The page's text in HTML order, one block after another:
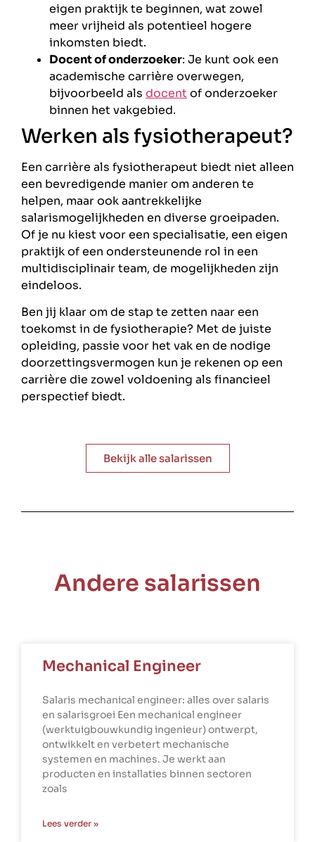
eigen praktijk te beginnen, wat zowel
meer vrijheid als potentieel hogere
inkomsten biedt.
Docent of onderzoeker: Je kunt ook een
academische carrière overwegen,
bijvoorbeeld als docent of onderzoeker
binnen het vakgebied.
Werken als fysiotherapeut?
Een carrière als fysiotherapeut biedt niet alleen
een bevredigende manier om anderen te
helpen, maar ook aantrekkelijke
salarismogelijkheden en diverse groeipaden.
Of je nu kiest voor een specialisatie, een eigen
praktijk of een ondersteunende rol in een
multidisciplinair team, de mogelijkheden zijn
eindeloos.
Ben jij klaar om de stap te zetten naar een
toekomst in de fysiotherapie? Met de juiste
opleiding, passie voor het vak en de nodige
doorzettingsvermogen kun je rekenen op een
carrière die zowel voldoening als financieel
perspectief biedt.
Bekijk alle salarissen
Andere salarissen
Mechanical Engineer
Salaris mechanical engineer: alles over salaris
en salarisgroei Een mechanical engineer
(werktuigbouwkundig ingenieur) ontwerpt,
ontwikkelt en verbetert mechanische
systemen en machines. Je werkt aan
producten en installaties binnen sectoren
zoals
Lees verder »